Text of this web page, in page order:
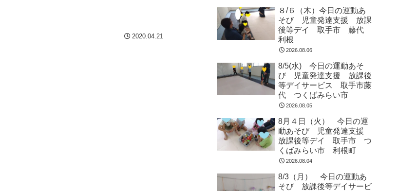
2020.04.21
８/６（木）今日の運動あ
そび 児童発達支援 放課
後等デイ 取手市 藤代
利根
2026.08.06
8/5(水) 今日の運動あそ
び 児童発達支援 放課後
等デイサービス 取手市藤
代 つくばみらい市
2026.08.05
8月４日（火） 今日の運
動あそび 児童発達支援
放課後等デイ 取手市 つ
くばみらい市 利根町
2026.08.04
8/3（月） 今日の運動あ
そび 放課後等デイサービ